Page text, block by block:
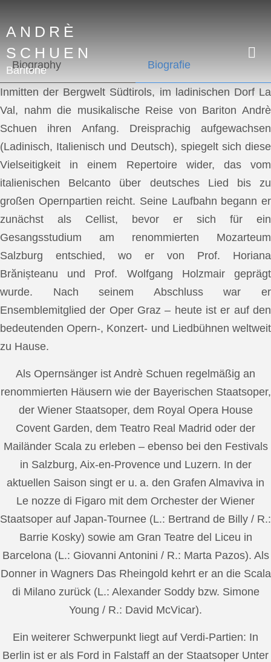
ANDRÈ
SCHUEN
Baritone
Biography Biografie
Inmitten der Bergwelt Südtirols, im ladinischen Dorf La
Val, nahm die musikalische Reise von Bariton Andrè
Schuen ihren Anfang. Dreisprachig aufgewachsen
(Ladinisch, Italienisch und Deutsch), spiegelt sich diese
Vielseitigkeit in einem Repertoire wider, das vom
italienischen Belcanto über deutsches Lied bis zu
großen Opernpartien reicht. Seine Laufbahn begann er
zunächst als Cellist, bevor er sich für ein
Gesangsstudium am renommierten Mozarteum
Salzburg entschied, wo er von Prof. Horiana
Brănișteanu und Prof. Wolfgang Holzmair geprägt
wurde. Nach seinem Abschluss war er
Ensemblemitglied der Oper Graz – heute ist er auf den
bedeutenden Opern-, Konzert- und Liedbühnen weltweit
zu Hause.
Als Opernsänger ist Andrè Schuen regelmäßig an
renommierten Häusern wie der Bayerischen Staatsoper,
der Wiener Staatsoper, dem Royal Opera House
Covent Garden, dem Teatro Real Madrid oder der
Mailänder Scala zu erleben – ebenso bei den Festivals
in Salzburg, Aix-en-Provence und Luzern. In der
aktuellen Saison singt er u. a. den Grafen Almaviva in
Le nozze di Figaro mit dem Orchester der Wiener
Staatsoper auf Japan-Tournee (L.: Bertrand de Billy / R.:
Barrie Kosky) sowie am Gran Teatre del Liceu in
Barcelona (L.: Giovanni Antonini / R.: Marta Pazos). Als
Donner in Wagners Das Rheingold kehrt er an die Scala
di Milano zurück (L.: Alexander Soddy bzw. Simone
Young / R.: David McVicar).
Ein weiterer Schwerpunkt liegt auf Verdi-Partien: In
Berlin ist er als Ford in Falstaff an der Staatsoper Unter